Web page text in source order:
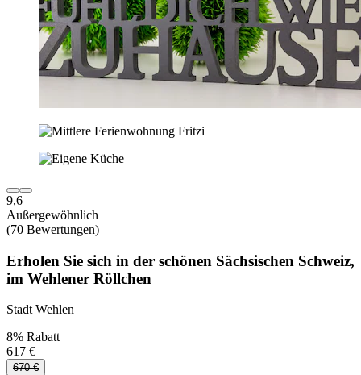
9,6
Außergewöhnlich
(70 Bewertungen)
Erholen Sie sich in der schönen Sächsischen Schweiz,
im Wehlener Röllchen
Stadt Wehlen
8% Rabatt
617 €
670 €